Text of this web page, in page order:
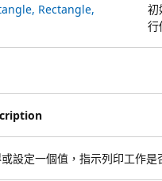
Rectangle,
初
行
設定一個值，指示列印工作是